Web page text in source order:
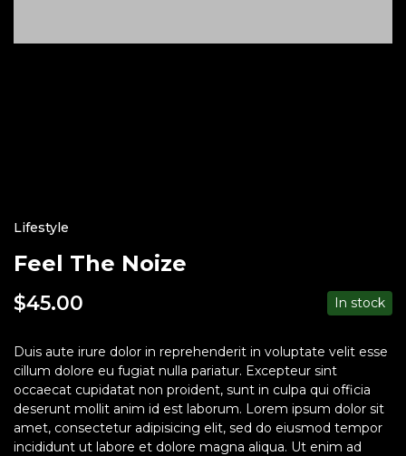
Lifestyle
Feel The Noize
$45.00 In stock
Duis aute irure dolor in reprehenderit in voluptate velit esse
cillum dolore eu fugiat nulla pariatur. Excepteur sint
occaecat cupidatat non proident, sunt in culpa qui officia
deserunt mollit anim id est laborum. Lorem ipsum dolor sit
amet, consectetur adipisicing elit, sed do eiusmod tempor
incididunt ut labore et dolore magna aliqua. Ut enim ad